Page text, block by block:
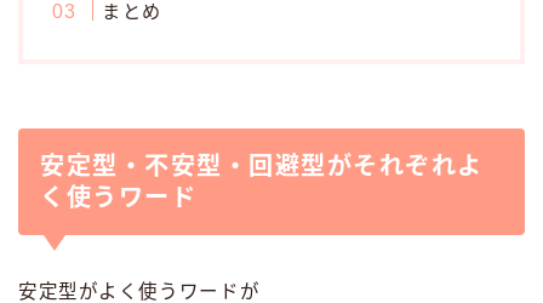
まとめ
安定型・不安型・回避型がそれぞれよ
く使うワード
安定型がよく使うワードが